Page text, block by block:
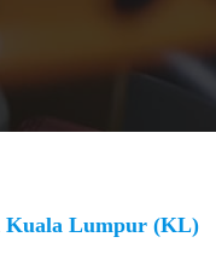
Kuala Lumpur (KL)